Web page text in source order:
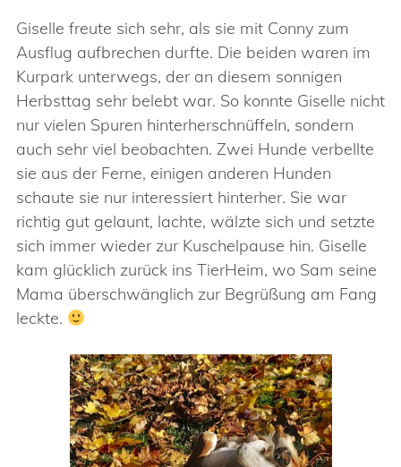
Giselle freute sich sehr, als sie mit Conny zum
Ausflug aufbrechen durfte. Die beiden waren im
Kurpark unterwegs, der an diesem sonnigen
Herbsttag sehr belebt war. So konnte Giselle nicht
nur vielen Spuren hinterherschnüffeln, sondern
auch sehr viel beobachten. Zwei Hunde verbellte
sie aus der Ferne, einigen anderen Hunden
schaute sie nur interessiert hinterher. Sie war
richtig gut gelaunt, lachte, wälzte sich und setzte
sich immer wieder zur Kuschelpause hin. Giselle
kam glücklich zurück ins TierHeim, wo Sam seine
Mama überschwänglich zur Begrüßung am Fang
leckte.